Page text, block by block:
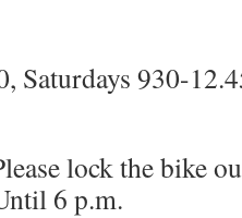
Saturdays 930-
lock the bike
6 p.m.